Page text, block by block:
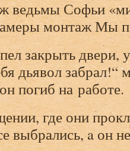
ведьмы Софьи
монтаж Мы
закрыть двери,
дьявол забрал!“
погиб на работе.
где они
выбрались, a он